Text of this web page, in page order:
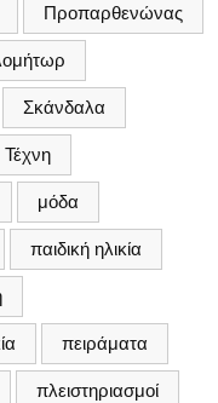
Προπαρθενώνας
Σκάνδαλα
Τέχνη
μόδα
παιδική ηλικία
πειράματα
πλειστηριασμοί